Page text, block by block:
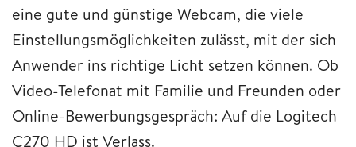
eine gute und günstige Webcam, die viele
Einstellungsmöglichkeiten zulässt, mit der sich
Anwender ins richtige Licht setzen können. Ob
Video-Telefonat mit Familie und Freunden oder
Online-Bewerbungsgespräch: Auf die Logitech
C270 HD ist Verlass.